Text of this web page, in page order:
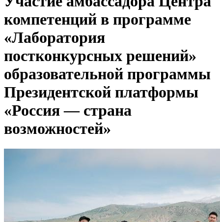
компетенций в программе
«Лаборатория
постконкурсных решений»
образовательной программы
Президентской платформы
«Россия — страна
возможностей»